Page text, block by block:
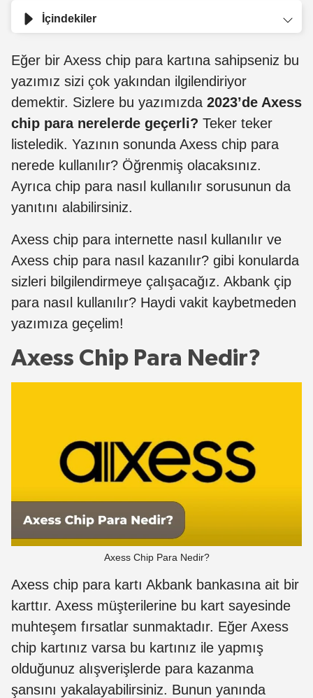
İçindekiler
Eğer bir Axess chip para kartına sahipseniz bu
yazımız sizi çok yakından ilgilendiriyor
demektir. Sizlere bu yazımızda 2023’de Axess
chip para nerelerde geçerli? Teker teker
listeledik. Yazının sonunda Axess chip para
nerede kullanılır? Öğrenmiş olacaksınız.
Ayrıca chip para nasıl kullanılır sorusunun da
yanıtını alabilirsiniz.
Axess chip para internette nasıl kullanılır ve
Axess chip para nasıl kazanılır? gibi konularda
sizleri bilgilendirmeye çalışacağız. Akbank çip
para nasıl kullanılır? Haydi vakit kaybetmeden
yazımıza geçelim!
Axess Chip Para Nedir?
Axess Chip Para Nedir?
Axess chip para kartı Akbank bankasına ait bir
karttır. Axess müşterilerine bu kart sayesinde
muhteşem fırsatlar sunmaktadır. Eğer Axess
chip kartınız varsa bu kartınız ile yapmış
olduğunuz alışverişlerde para kazanma
şansını yakalayabilirsiniz. Bunun yanında